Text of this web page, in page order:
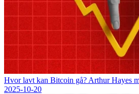
Hvor lavt kan Bitcoin gå? Arthur Hayes
2025-10-20